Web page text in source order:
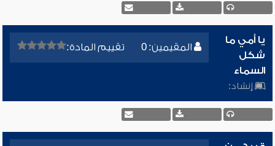
المقيمين: 0 تقييم المادة:
يا أمي ما
شكل
السماء
إنشاد: